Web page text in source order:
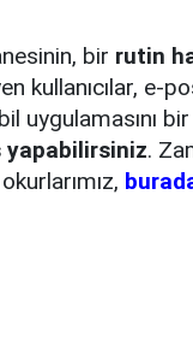
bir rutin
kullanıcılar, e-
bir
yapabilirsiniz.